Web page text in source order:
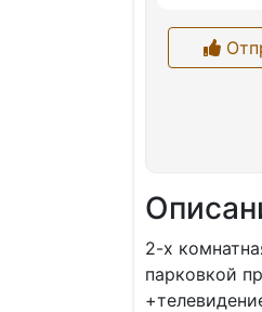
2-х
парковкой